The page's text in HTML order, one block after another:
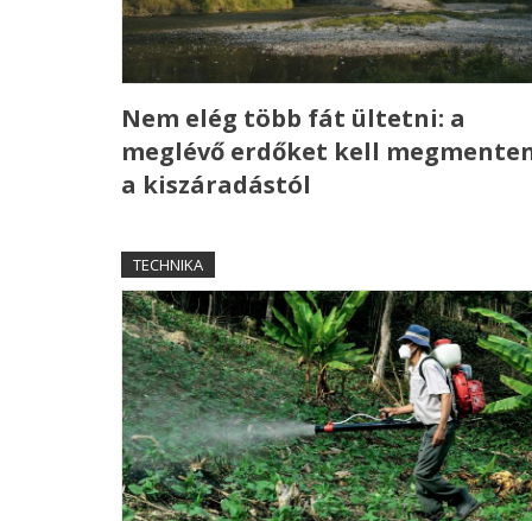
Nem elég több fát ültetni: a
meglévő erdőket kell
a kiszáradástól
TECHNIKA